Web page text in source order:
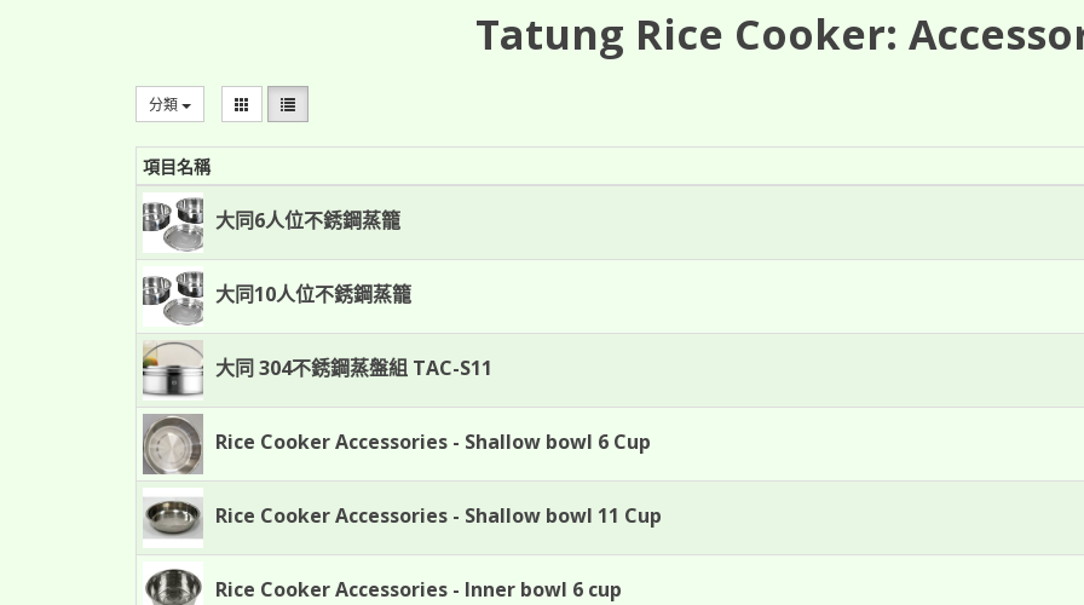
Tatung Rice Cooker:
分類
項目名稱
大同6人位不銹鋼蒸籠
大同10人位不銹鋼蒸籠
大同 304不銹鋼蒸盤組 TAC-S11
Rice Cooker Accessories - Shallow bowl 6 Cup
Rice Cooker Accessories - Shallow bowl 11 Cup
Rice Cooker Accessories - Inner bowl 6 cup